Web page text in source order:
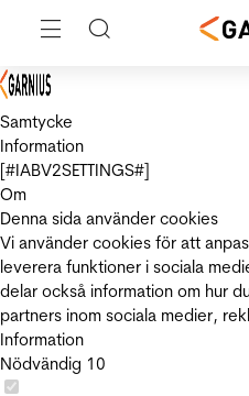
Samtycke
Information
[#IABV2SETTINGS#]
Om
Denna sida använder cookies
Vi använder cookies för att
leverera funktioner i sociala
delar också information om hur
partners inom sociala medier,
Information
Nödvändig 10